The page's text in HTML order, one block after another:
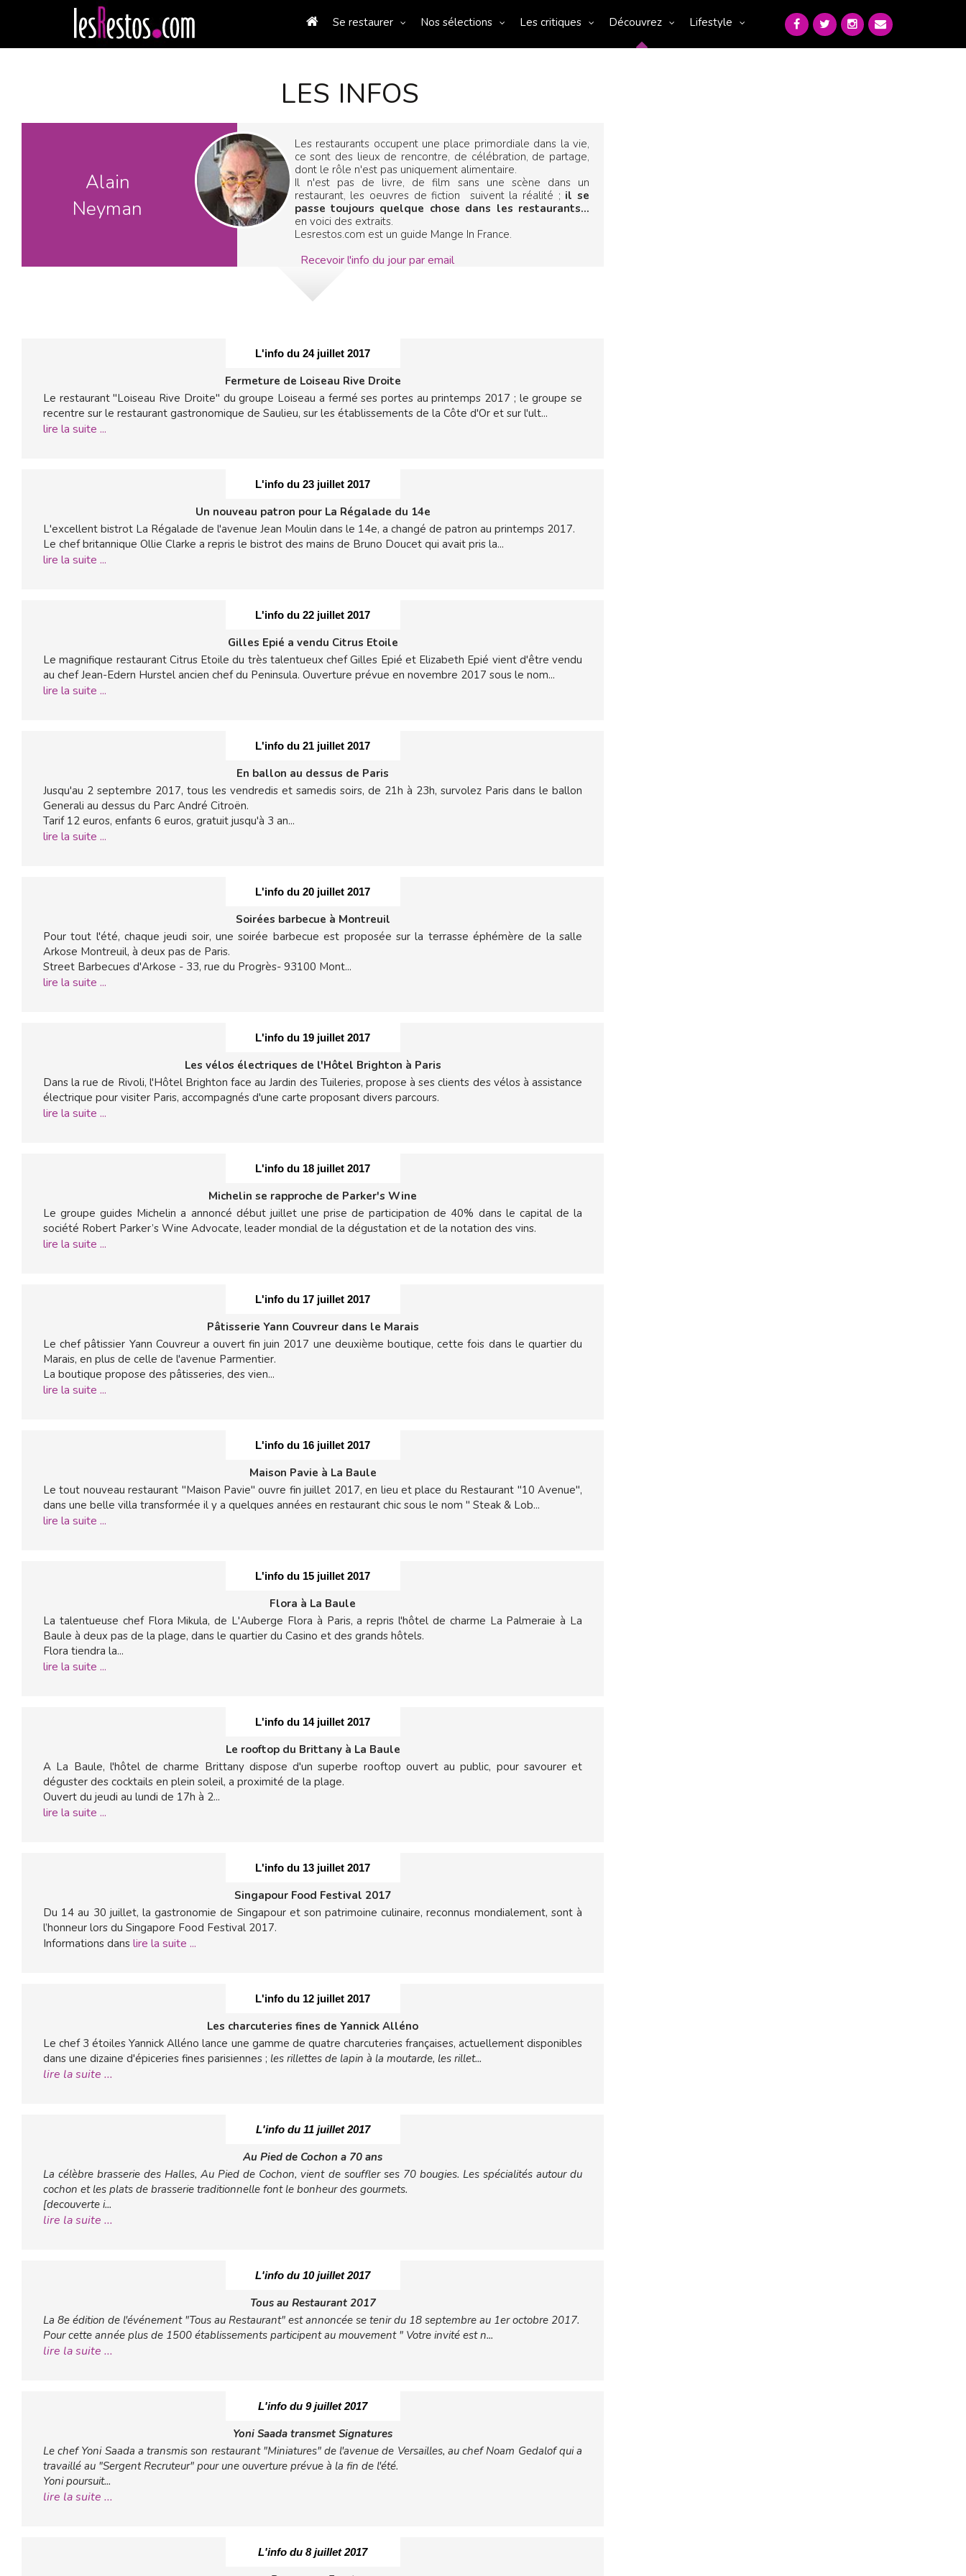
Se restaurer Nos sélections Les critiques Découvrez Lifestyle
LES INFOS
Alain
Neyman
Les restaurants occupent une place primordiale dans la vie,
ce sont des lieux de rencontre, de célébration, de partage,
dont le rôle n'est pas uniquement alimentaire.
Il n'est pas de livre, de film sans une scène dans un
restaurant, les oeuvres de fiction suivent la réalité ; il se
passe toujours quelque chose dans les restaurants...
en voici des extraits.
Lesrestos.com est un guide Mange In France.
Recevoir l'info du jour par email
L'info du 24 juillet 2017
Fermeture de Loiseau Rive Droite
Le restaurant "Loiseau Rive Droite" du groupe Loiseau a fermé ses portes au printemps 2017 ; le groupe se
recentre sur le restaurant gastronomique de Saulieu, sur les établissements de la Côte d'Or et sur l'ult...
lire la suite ...
L'info du 23 juillet 2017
Un nouveau patron pour La Régalade du 14e
L'excellent bistrot La Régalade de l'avenue Jean Moulin dans le 14e, a changé de patron au printemps 2017.
Le chef britannique Ollie Clarke a repris le bistrot des mains de Bruno Doucet qui avait pris la...
lire la suite ...
L'info du 22 juillet 2017
Gilles Epié a vendu Citrus Etoile
Le magnifique restaurant Citrus Etoile du très talentueux chef Gilles Epié et Elizabeth Epié vient d'être vendu
au chef Jean-Edern Hurstel ancien chef du Peninsula. Ouverture prévue en novembre 2017 sous le nom...
lire la suite ...
L'info du 21 juillet 2017
En ballon au dessus de Paris
Jusqu'au 2 septembre 2017, tous les vendredis et samedis soirs, de 21h à 23h, survolez Paris dans le ballon
Generali au dessus du Parc André Citroën.
Tarif 12 euros, enfants 6 euros, gratuit jusqu'à 3 an...
lire la suite ...
L'info du 20 juillet 2017
Soirées barbecue à Montreuil
Pour tout l'été, chaque jeudi soir, une soirée barbecue est proposée sur la terrasse éphémère de la salle
Arkose Montreuil, à deux pas de Paris.
Street Barbecues d'Arkose - 33, rue du Progrès- 93100 Mont...
lire la suite ...
L'info du 19 juillet 2017
Les vélos électriques de l'Hôtel Brighton à Paris
Dans la rue de Rivoli, l'Hôtel Brighton face au Jardin des Tuileries, propose à ses clients des vélos à assistance
électrique pour visiter Paris, accompagnés d'une carte proposant divers parcours.
lire la suite ...
L'info du 18 juillet 2017
Michelin se rapproche de Parker's Wine
Le groupe guides Michelin a annoncé début juillet une prise de participation de 40% dans le capital de la
société Robert Parker’s Wine Advocate, leader mondial de la dégustation et de la notation des vins.
lire la suite ...
L'info du 17 juillet 2017
Pâtisserie Yann Couvreur dans le Marais
Le chef pâtissier Yann Couvreur a ouvert fin juin 2017 une deuxième boutique, cette fois dans le quartier du
Marais, en plus de celle de l'avenue Parmentier.
La boutique propose des pâtisseries, des vien...
lire la suite ...
L'info du 16 juillet 2017
Maison Pavie à La Baule
Le tout nouveau restaurant "Maison Pavie" ouvre fin juillet 2017, en lieu et place du Restaurant "10 Avenue",
dans une belle villa transformée il y a quelques années en restaurant chic sous le nom " Steak & Lob...
lire la suite ...
L'info du 15 juillet 2017
Flora à La Baule
La talentueuse chef Flora Mikula, de L'Auberge Flora à Paris, a repris l'hôtel de charme La Palmeraie à La
Baule à deux pas de la plage, dans le quartier du Casino et des grands hôtels.
Flora tiendra la...
lire la suite ...
L'info du 14 juillet 2017
Le rooftop du Brittany à La Baule
A La Baule, l'hôtel de charme Brittany dispose d'un superbe rooftop ouvert au public, pour savourer et
déguster des cocktails en plein soleil, a proximité de la plage.
Ouvert du jeudi au lundi de 17h à 2...
lire la suite ...
L'info du 13 juillet 2017
Singapour Food Festival 2017
Du 14 au 30 juillet, la gastronomie de Singapour et son patrimoine culinaire, reconnus mondialement, sont à
l’honneur lors du Singapore Food Festival 2017.
Informations dans lire la suite ...
L'info du 12 juillet 2017
Les charcuteries fines de Yannick Alléno
Le chef 3 étoiles Yannick Alléno lance une gamme de quatre charcuteries françaises, actuellement disponibles
dans une dizaine d'épiceries fines parisiennes ; les rillettes de lapin à la moutarde, les rillet...
lire la suite ...
L'info du 11 juillet 2017
Au Pied de Cochon a 70 ans
La célèbre brasserie des Halles, Au Pied de Cochon, vient de souffler ses 70 bougies. Les spécialités autour du
cochon et les plats de brasserie traditionnelle font le bonheur des gourmets.
[decouverte i...
lire la suite ...
L'info du 10 juillet 2017
Tous au Restaurant 2017
La 8e édition de l'événement "Tous au Restaurant" est annoncée se tenir du 18 septembre au 1er octobre 2017.
Pour cette année plus de 1500 établissements participent au mouvement " Votre invité est n...
lire la suite ...
L'info du 9 juillet 2017
Yoni Saada transmet Signatures
Le chef Yoni Saada a transmis son restaurant "Miniatures" de l'avenue de Versailles, au chef Noam Gedalof qui a
travaillé au "Sergent Recruteur" pour une ouverture prévue à la fin de l'été.
Yoni poursuit...
lire la suite ...
L'info du 8 juillet 2017